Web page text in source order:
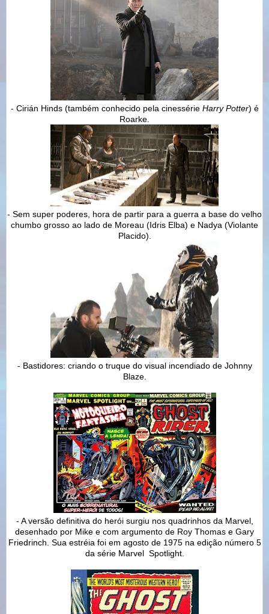
- Cirián Hinds (também conhecido pela cinessérie Harry Potter) é
Roarke.
- Sem super poderes, hora de partir para a guerra a base do velho
chumbo grosso ao lado de Moreau (Idris Elba) e Nadya (Violante
Placido).
- Bastidores: criando o truque do visual incendiado de Johnny
Blaze.
- A versão definitiva do herói surgiu nos quadrinhos da Marvel,
desenhado por Mike e com argumento de Roy Thomas e Gary
Friedrinch. Sua estréia foi em agosto de 1975 na edição número 5
da série Marvel Spotlight.